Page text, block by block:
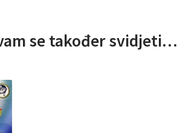
se također svidjeti…